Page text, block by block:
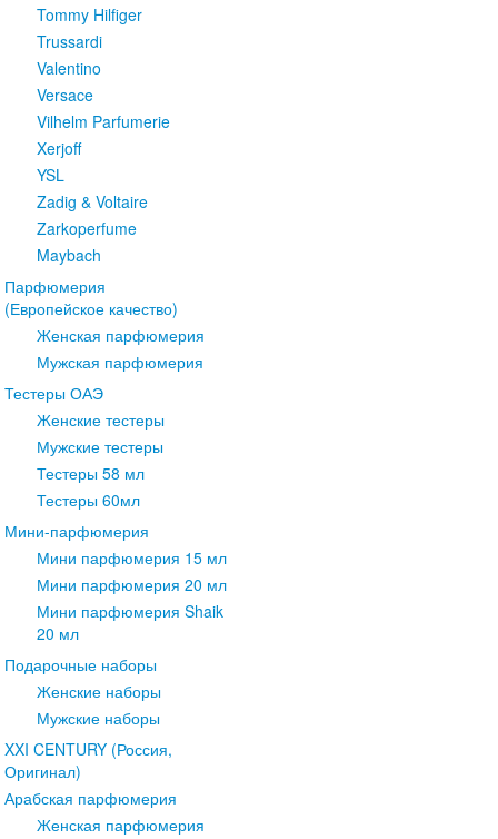
Tommy Hilfiger
Trussardi
Valentino
Versace
Vilhelm Parfumerie
Xerjoff
YSL
Zadig & Voltaire
Zarkoperfume
Maybach
Парфюмерия
(Европейское качество)
Женская парфюмерия
Мужская парфюмерия
Тестеры ОАЭ
Женские тестеры
Мужские тестеры
Тестеры 58 мл
Тестеры 60мл
Мини-парфюмерия
Мини парфюмерия 15 мл
Мини парфюмерия 20 мл
Мини парфюмерия Shaik
20 мл
Подарочные наборы
Женские наборы
Мужские наборы
XXI CENTURY (Россия,
Оригинал)
Арабская парфюмерия
Женская парфюмерия